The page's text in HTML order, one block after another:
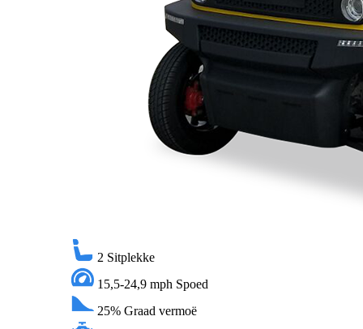
2 Sitplekke
15,5-24,9 mph Spoed
25% Graad vermoë